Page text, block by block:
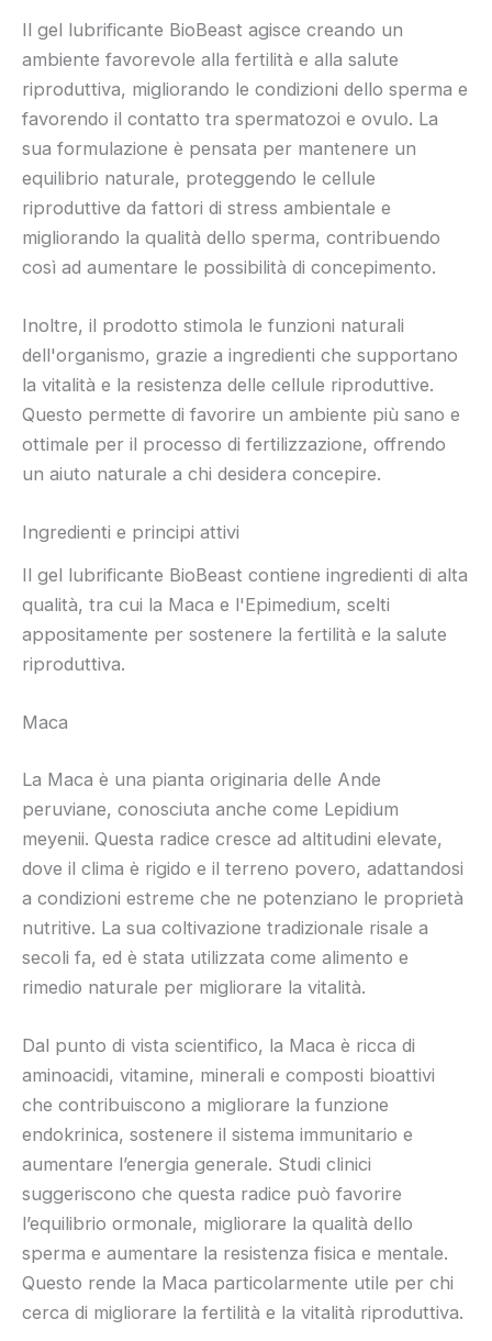
Il gel lubrificante BioBeast agisce creando un
ambiente favorevole alla fertilità e alla salute
riproduttiva, migliorando le condizioni dello sperma e
favorendo il contatto tra spermatozoi e ovulo. La
sua formulazione è pensata per mantenere un
equilibrio naturale, proteggendo le cellule
riproduttive da fattori di stress ambientale e
migliorando la qualità dello sperma, contribuendo
così ad aumentare le possibilità di concepimento.
Inoltre, il prodotto stimola le funzioni naturali
dell'organismo, grazie a ingredienti che supportano
la vitalità e la resistenza delle cellule riproduttive.
Questo permette di favorire un ambiente più sano e
ottimale per il processo di fertilizzazione, offrendo
un aiuto naturale a chi desidera concepire.
Ingredienti e principi attivi
Il gel lubrificante BioBeast contiene ingredienti di alta
qualità, tra cui la Maca e l'Epimedium, scelti
appositamente per sostenere la fertilità e la salute
riproduttiva.
Maca
La Maca è una pianta originaria delle Ande
peruviane, conosciuta anche come Lepidium
meyenii. Questa radice cresce ad altitudini elevate,
dove il clima è rigido e il terreno povero, adattandosi
a condizioni estreme che ne potenziano le proprietà
nutritive. La sua coltivazione tradizionale risale a
secoli fa, ed è stata utilizzata come alimento e
rimedio naturale per migliorare la vitalità.
Dal punto di vista scientifico, la Maca è ricca di
aminoacidi, vitamine, minerali e composti bioattivi
che contribuiscono a migliorare la funzione
endokrinica, sostenere il sistema immunitario e
aumentare l’energia generale. Studi clinici
suggeriscono che questa radice può favorire
l’equilibrio ormonale, migliorare la qualità dello
sperma e aumentare la resistenza fisica e mentale.
Questo rende la Maca particolarmente utile per chi
cerca di migliorare la fertilità e la vitalità riproduttiva.